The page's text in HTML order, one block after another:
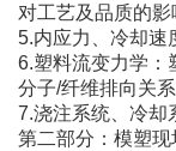
对工艺及品质的影
5.内应力、冷却速
6.塑料流变力学：
分子/纤维排向关系
7.浇注系统、冷却
第二部分：模塑